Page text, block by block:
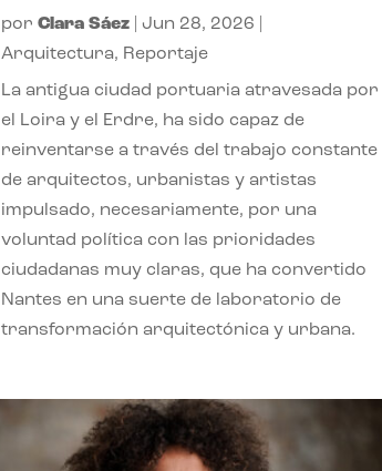
porClara Sáez Jun 28, 2026
Arquitectura, Reportaje
La antigua ciudad portuaria atravesada por
el Loira y el Erdre, ha sido capaz de
reinventarse a través del trabajo constante
de arquitectos, urbanistas y artistas
impulsado, necesariamente, por una
voluntad política con las prioridades
ciudadanas muy claras, que ha convertido
Nantes en una suerte de laboratorio de
transformación arquitectónica y urbana.